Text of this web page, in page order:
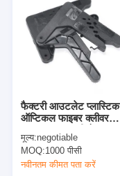
फैक्टरी आउटलेट प्लास्टिक
ऑप्टिकल फाइबर क्लीवर
प्लास्टिक ऑप्टिकल फाइबर
केबल एंड कटर
मूल्य:negotiable
MOQ:1000 पीसी
नवीनतम कीमत पता करें